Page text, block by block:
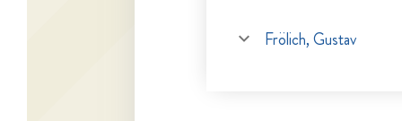
Frölich, Gustav